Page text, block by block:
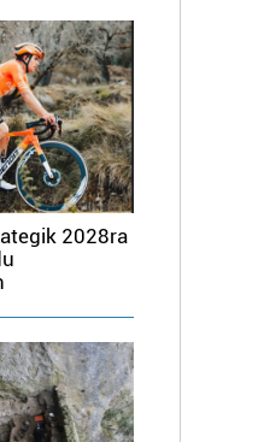
2028ra